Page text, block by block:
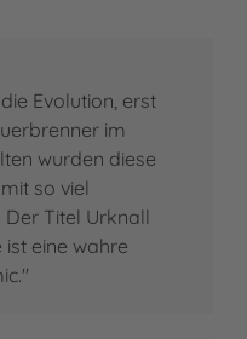
Evolution, erst
im
wurden diese
so viel
Titel Urknall
ist eine wahre